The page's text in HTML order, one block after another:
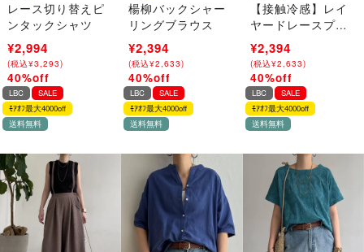
レース切り替えピ
ンタックシャツ
¥4,990
(税込¥5,489)
→
¥2,994
(税込¥3,293)
40%off
楊柳バックシャー
リングブラウス
¥3,990
(税込¥4,389)
→
¥2,394
(税込¥2,633)
40%off
【接触冷感】レイ
ヤードレースプル
オーバー
¥3,990
(税込¥4,389)
→
¥2,394
(税込¥2,633)
40%off
LBC
SALE
ﾓｱｵﾌ最大4000off
送料無料
LBC
SALE
ﾓｱｵﾌ最大4000off
送料無料
LBC
SALE
ﾓｱｵﾌ最大4000off
送料無料